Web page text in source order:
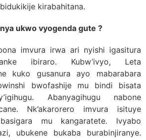
kirabahitana.
ukwo vyogenda gute ?
imvura irwa ari nyishi igasitura
ibiraro. Kubw’ivyo, Leta
kuko gusanura ayo mabarabara
bwofashije mu bindi bisata
Abanyagihugu nabone
Nk’akarorero imvura isituye
mu kangaratete. Ivyabo
ubukene bukaba burabinjiranye.